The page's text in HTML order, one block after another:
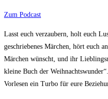
Zum Podcast
Lasst euch verzaubern, holt euch
geschriebenes Märchen, hört euch
Märchen wünscht, und ihr
kleine Buch der
Vorlesen ein Turbo für eure